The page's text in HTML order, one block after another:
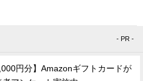
- PR -
円分】Amazonギフトカードが